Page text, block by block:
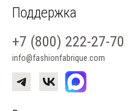
Поддержка
+7 (800) 222-27-70
info@fashionfabrique.com